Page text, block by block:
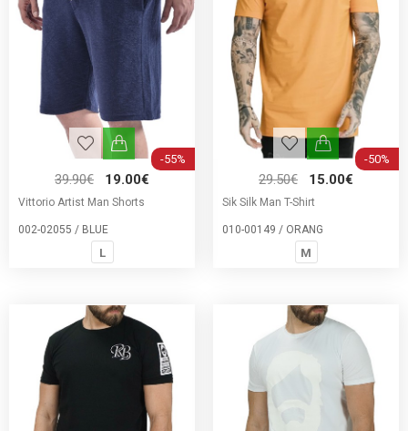
-55%
39.90€ 19.00€
Vittorio Artist Man Shorts
002-02055 / BLUE
L
-50%
29.50€ 15.00€
Sik Silk Man T-Shirt
010-00149 / ORANG
M